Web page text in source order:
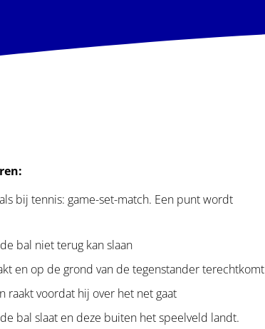
bij tennis: game-set-match. Een punt wordt
bal niet terug kan slaan
en op de grond van de tegenstander terechtkomt
raakt voordat hij over het net gaat
bal slaat en deze buiten het speelveld landt.